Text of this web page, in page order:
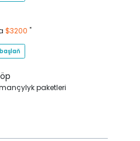
$3200 *
paketleri